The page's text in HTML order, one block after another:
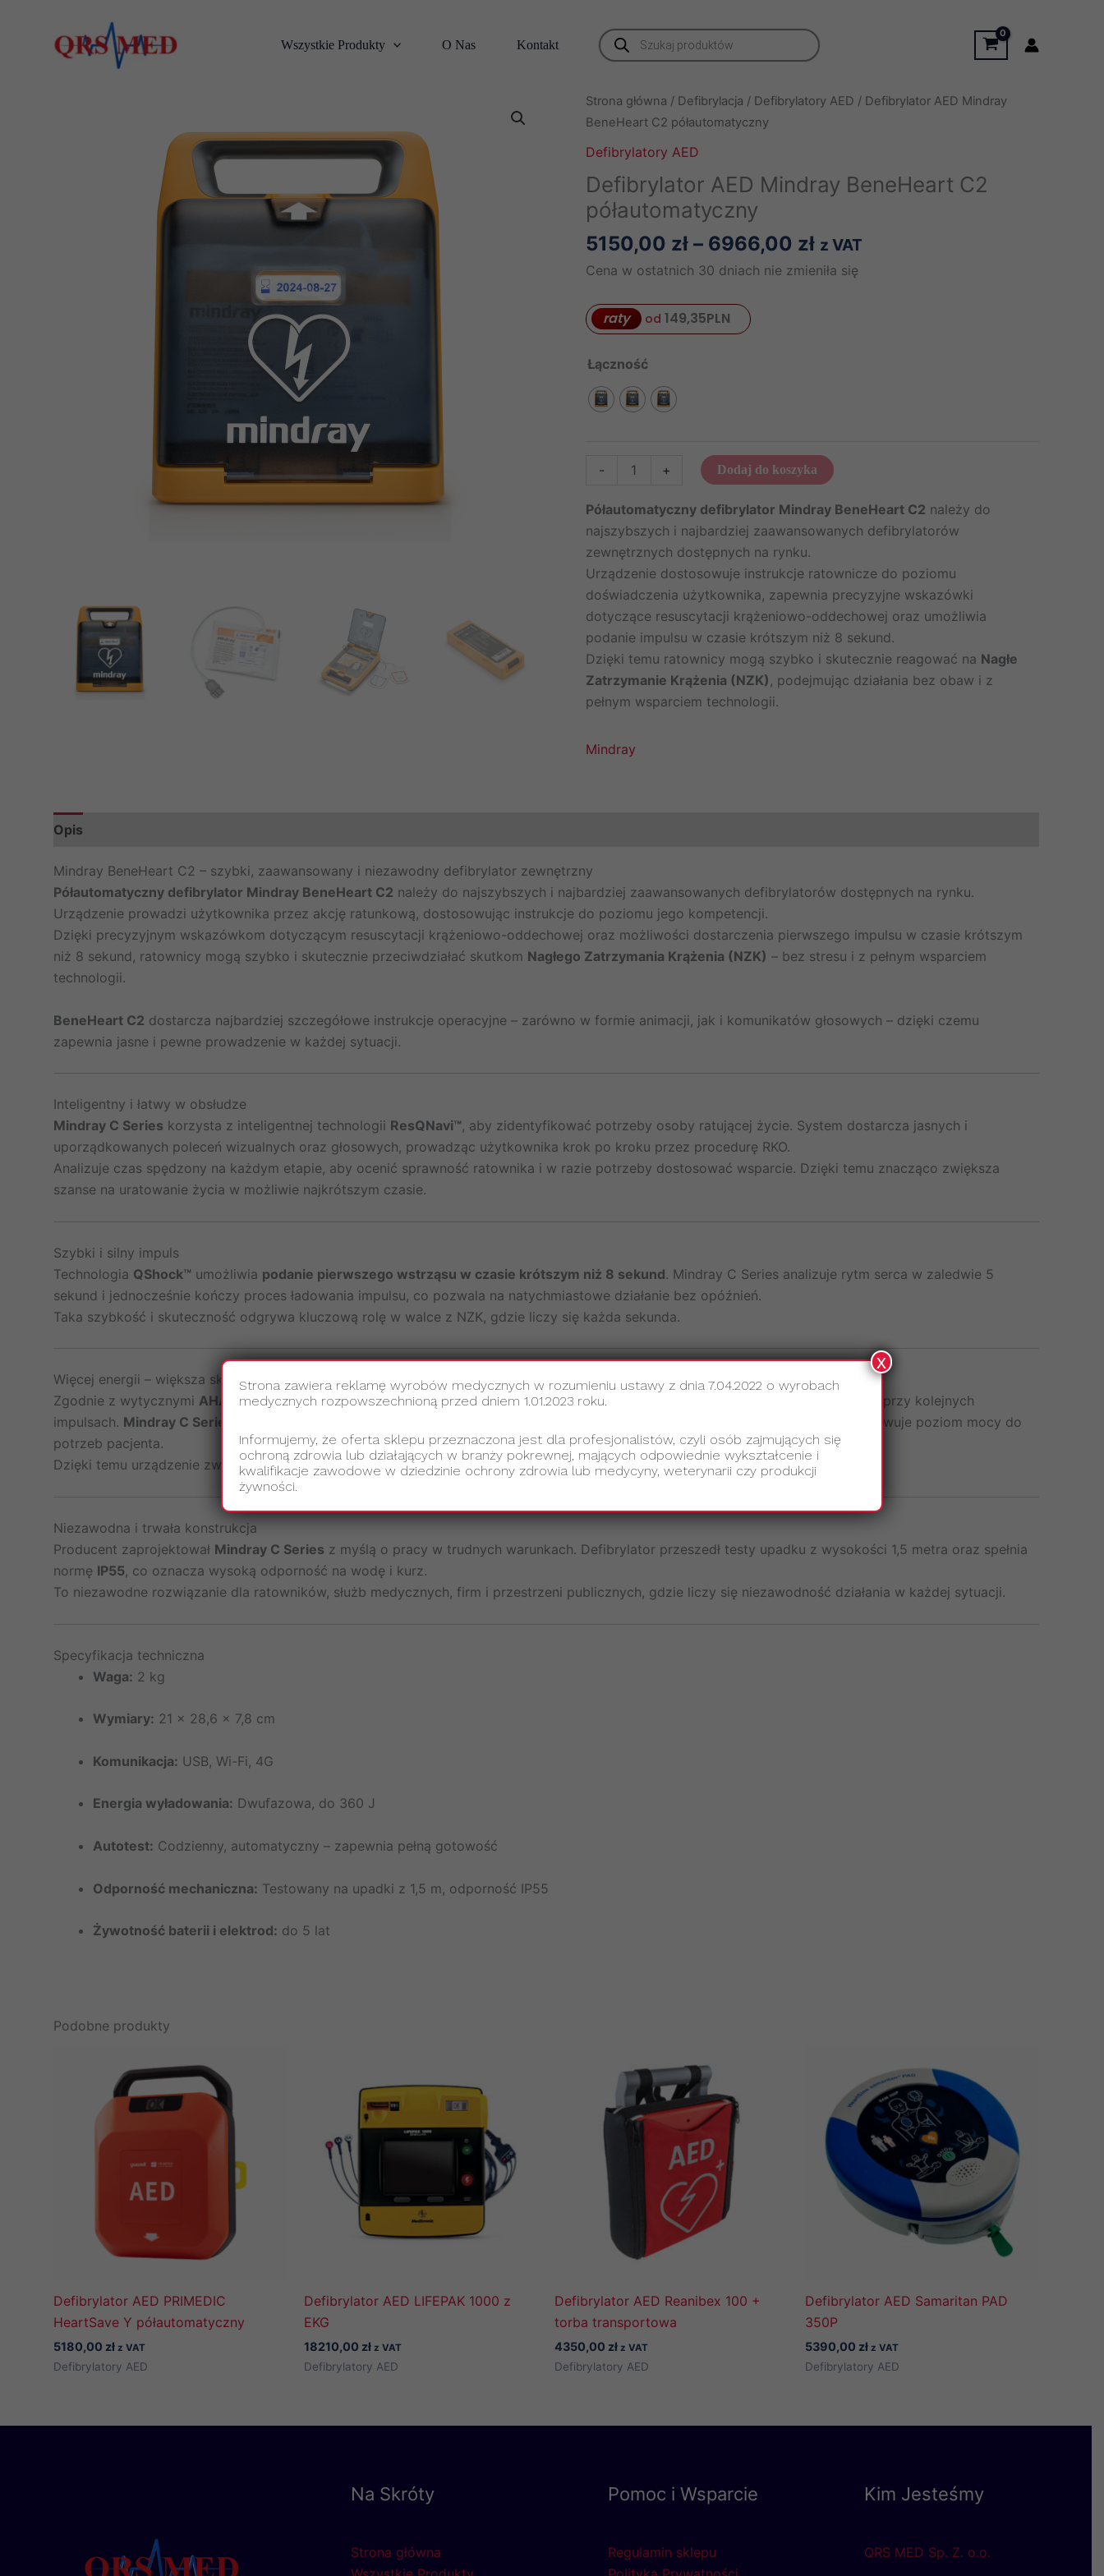
Wszystkie Produkty O Nas Kontakt
Wyszukiwarka
produktów
Strona główna / Defibrylacja / Defibrylatory AED / Defibrylator AED Mindray
BeneHeart C2 półautomatyczny
Defibrylatory AED
Defibrylator AED Mindray BeneHeart C2
półautomatyczny
5150,00 zł – 6966,00 złZakres
cen:
z VAT
Cena w ostatnich 30 dniach nie zmieniła się
raty od 149,35PLN
Łączność
-
AED
Mindray
BeneHeart
C2
półautomatyczny
+ Dodaj do koszyka
Półautomatyczny defibrylator Mindray BeneHeart C2 należy do
najszybszych i najbardziej zaawansowanych defibrylatorów
zewnętrznych dostępnych na rynku.
Urządzenie dostosowuje instrukcje ratownicze do poziomu
doświadczenia użytkownika, zapewnia precyzyjne wskazówki
dotyczące resuscytacji krążeniowo-oddechowej oraz umożliwia
podanie impulsu w czasie krótszym niż 8 sekund.
Dzięki temu ratownicy mogą szybko i skutecznie reagować na Nagłe
Zatrzymanie Krążenia (NZK) , podejmując działania bez obaw i z
pełnym wsparciem technologii.
Mindray
Opis
Mindray BeneHeart C2 – szybki, zaawansowany i niezawodny defibrylator zewnętrzny
Półautomatyczny defibrylator Mindray BeneHeart C2 należy do najszybszych i najbardziej zaawansowanych defibrylatorów dostępnych na rynku.
Urządzenie prowadzi użytkownika przez akcję ratunkową, dostosowując instrukcje do poziomu jego kompetencji.
Dzięki precyzyjnym wskazówkom dotyczącym resuscytacji krążeniowo-oddechowej oraz możliwości dostarczenia pierwszego impulsu w czasie krótszym
niż 8 sekund, ratownicy mogą szybko i skutecznie przeciwdziałać skutkom Nagłego Zatrzymania Krążenia (NZK) – bez stresu i z pełnym wsparciem
technologii.
BeneHeart C2 dostarcza najbardziej szczegółowe instrukcje operacyjne – zarówno w formie animacji, jak i komunikatów głosowych – dzięki czemu
zapewnia jasne i pewne prowadzenie w każdej sytuacji.
Inteligentny i łatwy w obsłudze
Mindray C Series korzysta z inteligentnej technologii ResQNavi™, aby zidentyfikować potrzeby osoby ratującej życie. System dostarcza jasnych i
uporządkowanych poleceń wizualnych oraz głosowych, prowadząc użytkownika krok po kroku przez procedurę RKO.
Analizuje czas spędzony na każdym etapie, aby ocenić sprawność ratownika i w razie potrzeby dostosować wsparcie. Dzięki temu znacząco zwiększa
szanse na uratowanie życia w możliwie najkrótszym czasie.
Szybki i silny impuls
Technologia QShock™umożliwia podanie pierwszego wstrząsu w czasie krótszym niż 8 sekund. Mindray C Series analizuje rytm serca w zaledwie 5
sekund i jednocześnie kończy proces ładowania impulsu, co pozwala na natychmiastowe działanie bez opóźnień.
Taka szybkość i skuteczność odgrywa kluczową rolę w walce z NZK, gdzie liczy się każda sekunda.
Więcej energii – większa skuteczność
Zgodnie z wytycznymi AHA i ERC z 2015 roku, skuteczność defibrylacji rośnie, gdy urządzenie dostarcza podobne wartości energii przy kolejnych
impulsach. Mindray C Series
, która automatycznie dopasowuje poziom mocy do
potrzeb pacjenta.
Dzięki temu urządzenie zwiększa efektywność interwencji nawet w najbardziej wymagających przypadkach.
Niezawodna i trwała konstrukcja
Producent zaprojektował Mindray C Series z myślą o pracy w trudnych warunkach. Defibrylator przeszedł testy upadku z wysokości 1,5 metra oraz spełnia
normę IP55, co oznacza wysoką odporność na wodę i kurz.
To niezawodne rozwiązanie dla ratowników, służb medycznych, firm i przestrzeni publicznych, gdzie liczy się niezawodność działania w każdej sytuacji.
Specyfikacja techniczna
Waga: 2 kg
Wymiary: 21 × 28,6 × 7,8 cm
Komunikacja: USB, Wi-Fi, 4G
Energia wyładowania: Dwufazowa, do 360 J
Autotest: Codzienny, automatyczny – zapewnia pełną gotowość
Odporność mechaniczna: Testowany na upadki z 1,5 m, odporność IP55
Żywotność baterii i elektrod: do 5 lat
Podobne produkty
Defibrylator AED PRIMEDIC
HeartSave Y półautomatyczny
5180,00 zł z VAT
Defibrylatory AED
Defibrylator AED LIFEPAK 1000 z
EKG
18210,00 zł z VAT
Defibrylatory AED
Defibrylator AED Reanibex 100 +
torba transportowa
4350,00 zł z VAT
Defibrylatory AED
Defibrylator AED Samaritan PAD
350P
5390,00 zł z VAT
Defibrylatory AED
Na Skróty
Strona główna
Pomoc i Wsparcie
Regulamin sklepu
Kim Jesteśmy
QRS MED Sp. Z. o.o.
Strona zawiera reklamę wyrobów medycznych w rozumieniu ustawy z dnia 7.04.2022 o wyrobach
medycznych rozpowszechnioną przed dniem 1.01.2023 roku.
Informujemy, że oferta sklepu przeznaczona jest dla profesjonalistów, czyli osób zajmujących się
ochroną zdrowia lub działających w branży pokrewnej, mających odpowiednie wykształcenie i
kwalifikacje zawodowe w dziedzinie ochrony zdrowia lub medycyny, weterynarii czy produkcji
żywności.
x